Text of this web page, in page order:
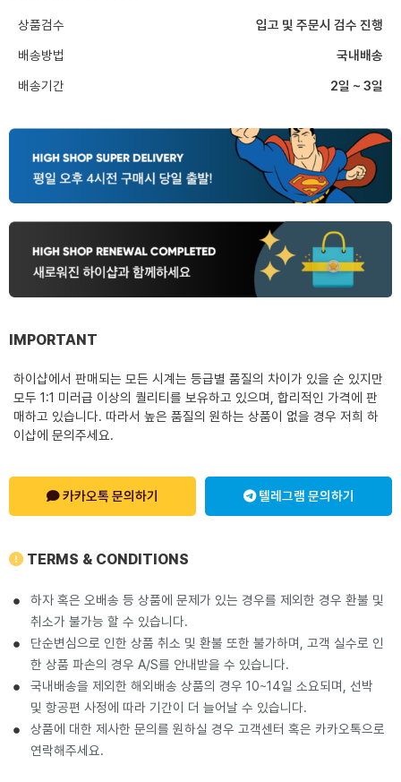
상품검수
입고 및 주문시 검수 진행
배송방법
국내배송
배송기간
2일 ~ 3일
IMPORTANT
하이샵에서 판매되는 모든 시계는 등급별 품질의 차이가 있을 순 있지만
모두 1:1 미러급 이상의 퀄리티를 보유하고 있으며, 합리적인 가격에 판
매하고 있습니다. 따라서 높은 품질의 원하는 상품이 없을 경우 저희 하
이샵에 문의주세요.
카카오톡 문의하기 텔레그램 문의하기
TERMS & CONDITIONS
하자 혹은 오배송 등 상품에 문제가 있는 경우를 제외한 경우 환불 및
취소가 불가능 할 수 있습니다.
단순변심으로 인한 상품 취소 및 환불 또한 불가하며, 고객 실수로 인
한 상품 파손의 경우 A/S를 안내받을 수 있습니다.
국내배송을 제외한 해외배송 상품의 경우 10~14일 소요되며, 선박
및 항공편 사정에 따라 기간이 더 늘어날 수 있습니다.
상품에 대한 제사한 문의를 원하실 경우 고객센터 혹은 카카오톡으로
연락해주세요.